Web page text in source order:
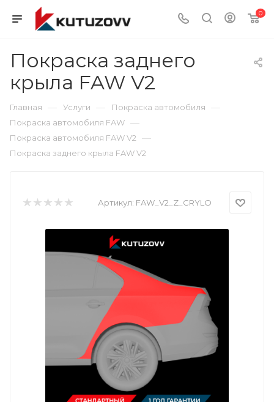
0
Покраска заднего
крыла FAW V2
Главная — Услуги — Покраска автомобиля —
Покраска автомобиля FAW —
Покраска автомобиля FAW V2 —
Покраска заднего крыла FAW V2
Артикул: FAW_V2_Z_CRYLO